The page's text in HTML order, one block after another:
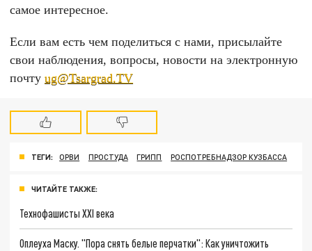
самое интересное.
Если вам есть чем поделиться с нами, присылайте
свои наблюдения, вопросы, новости на электронную
почтуug@Tsargrad.TV
ТЕГИ: ОРВИ ПРОСТУДА ГРИПП РОСПОТРЕБНАДЗОР КУЗБАССА
ЧИТАЙТЕ ТАКЖЕ:
Технофашисты XXI века
Оплеуха Маску. "Пора снять белые перчатки": Как уничтожить